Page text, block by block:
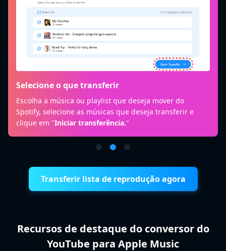
Selecione o que transferir
Escolha a música ou playlist que deseja mover do
Spotify, selecione as músicas que deseja transferir e
clique em "Iniciar transferência."
Transferir lista de reprodução agora
Recursos de destaque do conversor do
YouTube para Apple Music